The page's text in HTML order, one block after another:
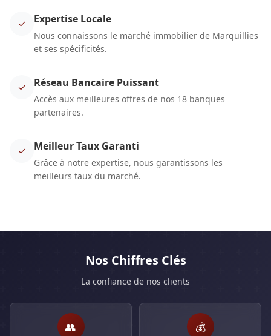
✓ Expertise Locale
Nous connaissons le marché immobilier de Marquillies
et ses spécificités.
✓ Réseau Bancaire Puissant
Accès aux meilleures offres de nos 18 banques
partenaires.
✓ Meilleur Taux Garanti
Grâce à notre expertise, nous garantissons les
meilleurs taux du marché.
Nos Chiffres Clés
La confiance de nos clients
👥 💰